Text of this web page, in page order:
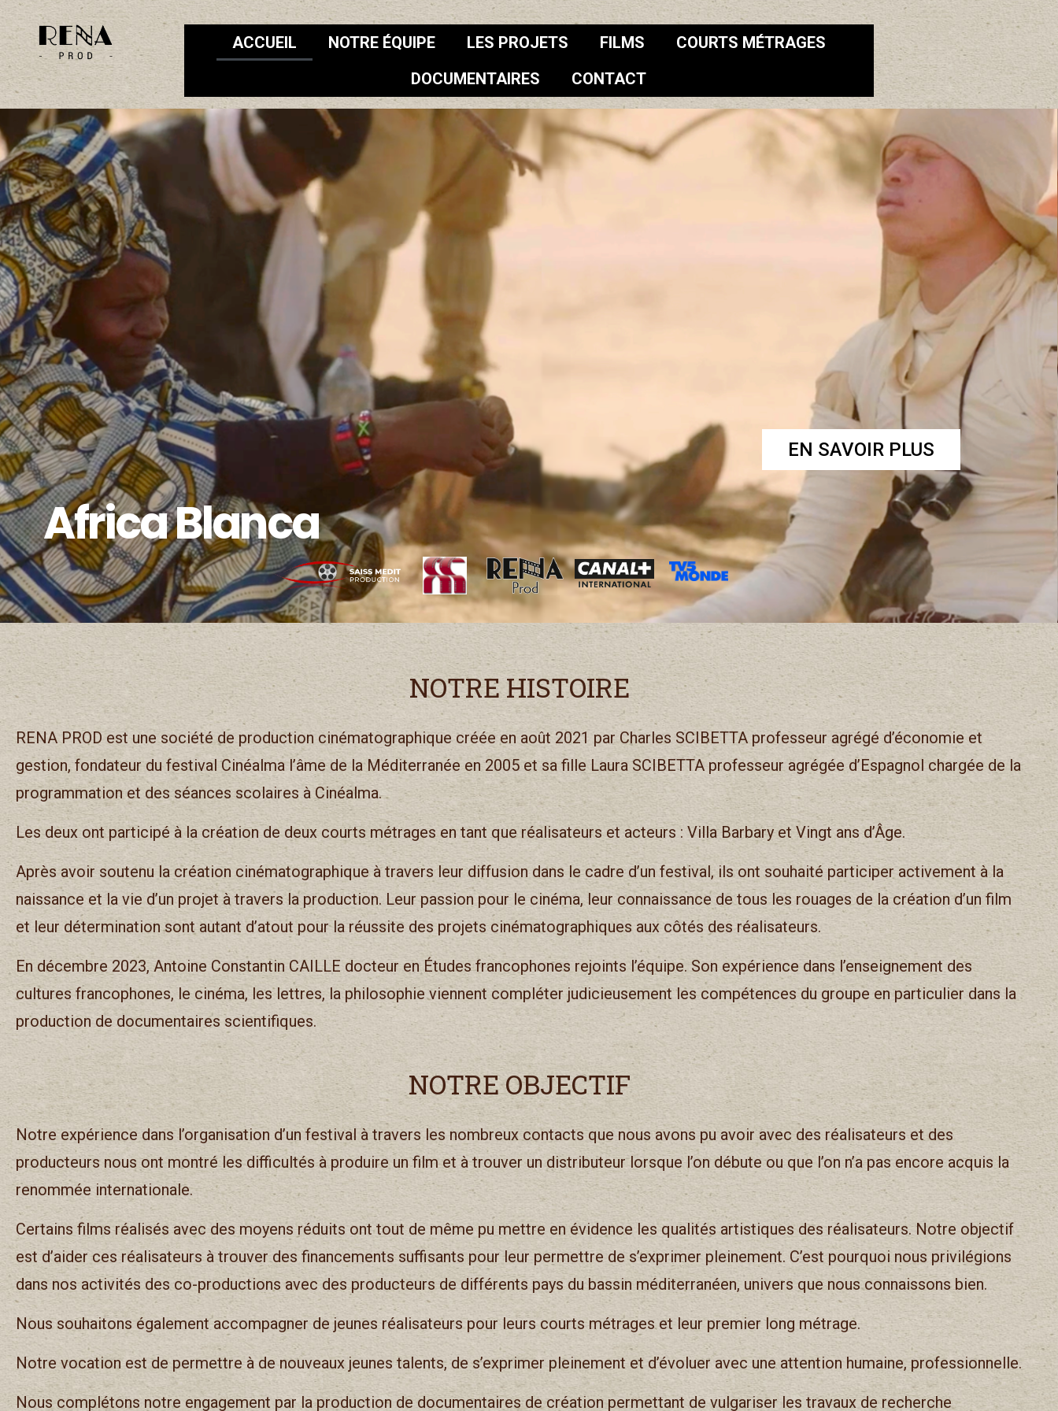
ACCUEIL NOTRE ÉQUIPE LES PROJETS FILMS
COURTS MÉTRAGES
DOCUMENTAIRES
CONTACT
EN SAVOIR PLUS
Africa Blanca
NOTRE HISTOIRE
RENA PROD est une société de production cinématographique créée en août 2021 par Charles SCIBETTA professeur agrégé d’économie et
gestion, fondateur du festival Cinéalma l’âme de la Méditerranée en 2005 et sa fille Laura SCIBETTA professeur agrégée d’Espagnol chargée de la
programmation et des séances scolaires à Cinéalma.
Les deux ont participé à la création de deux courts métrages en tant que réalisateurs et acteurs : Villa Barbary et Vingt ans d’Âge.
Après avoir soutenu la création cinématographique à travers leur diffusion dans le cadre d’un festival, ils ont souhaité participer activement à la
naissance et la vie d’un projet à travers la production. Leur passion pour le cinéma, leur connaissance de tous les rouages de la création d’un film
et leur détermination sont autant d’atout pour la réussite des projets cinématographiques aux côtés des réalisateurs.
En décembre 2023, Antoine Constantin CAILLE docteur en Études francophones rejoints l’équipe. Son expérience dans l’enseignement des
cultures francophones, le cinéma, les lettres, la philosophie viennent compléter judicieusement les compétences du groupe en particulier dans la
production de documentaires scientifiques.
NOTRE OBJECTIF
Notre expérience dans l’organisation d’un festival à travers les nombreux contacts que nous avons pu avoir avec des réalisateurs et des
producteurs nous ont montré les difficultés à produire un film et à trouver un distributeur lorsque l’on débute ou que l’on n’a pas encore acquis la
renommée internationale.
Certains films réalisés avec des moyens réduits ont tout de même pu mettre en évidence les qualités artistiques des réalisateurs. Notre objectif
est d’aider ces réalisateurs à trouver des financements suffisants pour leur permettre de s’exprimer pleinement. C’est pourquoi nous privilégions
dans nos activités des co-productions avec des producteurs de différents pays du bassin méditerranéen, univers que nous connaissons bien.
Nous souhaitons également accompagner de jeunes réalisateurs pour leurs courts métrages et leur premier long métrage.
Notre vocation est de permettre à de nouveaux jeunes talents, de s’exprimer pleinement et d’évoluer avec une attention humaine, professionnelle.
Nous complétons notre engagement par la production de documentaires de création permettant de vulgariser les travaux de recherche